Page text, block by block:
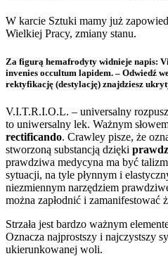
W karcie Sztuki mamy już
Wielkiej Pracy, zmiany stanu.
Za figurą hemafrodyty widnieje napis:
invenies occultum lapidem. – Odwiedź
rektyfikację (destylację) znajdziesz
V.I.T.R.I.O.L. – universalny
to uniwersalny lek. Ważnym
rectificando. Crawley pisze, że
stworzoną substancją dzięki
prawdziwa medycyna ma być
sytuacji, na tyle płynnym i
niezmiennym narzędziem
można zapłodnić i zamanifestować
Strzała jest bardzo ważnym
Oznacza najprostszy i najczystszy
ukierunkowanej woli.